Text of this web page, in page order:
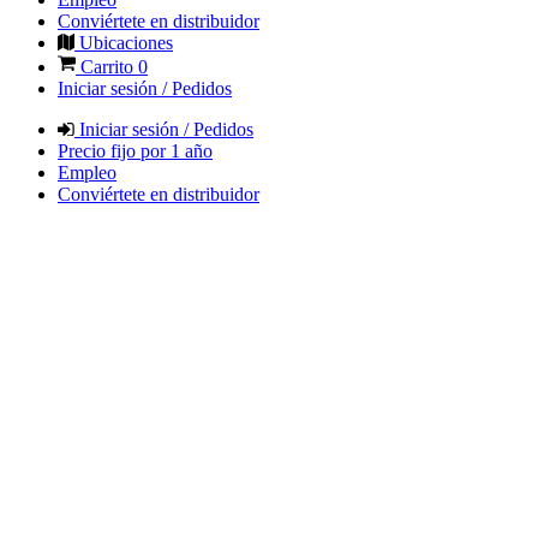
Conviértete en distribuidor
Ubicaciones
Carrito 0
Iniciar sesión / Pedidos
Iniciar sesión / Pedidos
Precio fijo por 1 año
Empleo
Conviértete en distribuidor